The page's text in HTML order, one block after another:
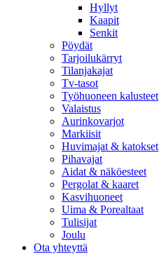
Hyllyt
Kaapit
Senkit
Pöydät
Tarjoilukärryt
Tilanjakajat
Tv-tasot
Työhuoneen kalusteet
Valaistus
Aurinkovarjot
Markiisit
Huvimajat & katokset
Pihavajat
Aidat & näköesteet
Pergolat & kaaret
Kasvihuoneet
Uima & Porealtaat
Tulisijat
Joulu
Ota yhteyttä